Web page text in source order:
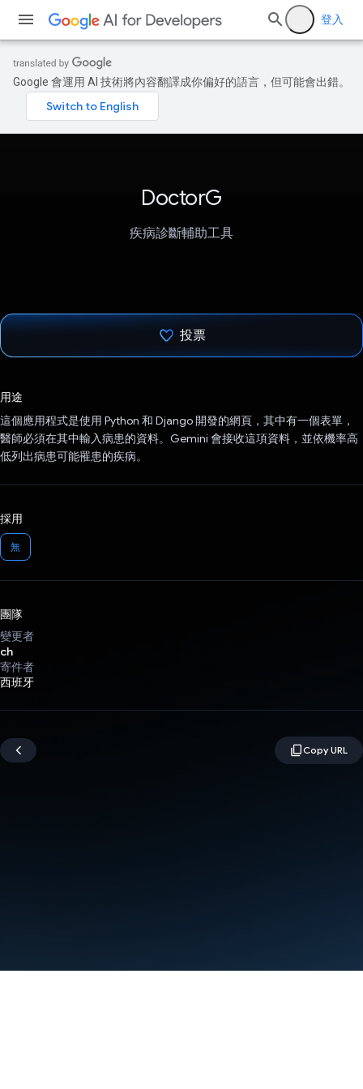
登入
Google 會運用 AI 技術將內容翻譯成你偏好的語言，但可能會出錯。
DoctorG
疾病診斷輔助工具
投票
用途
這個應用程式是使用 Python 和 Django 開發的網頁，其中有一個表單，
醫師必須在其中輸入病患的資料。Gemini 會接收這項資料，並依機率高
低列出病患可能罹患的疾病。
採用
無
團隊
變更者
ch
寄件者
西班牙